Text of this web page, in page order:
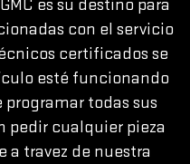
es su destino para
con el servicio
certificados se
esté funcionando
todas sus
pedir cualquier pieza
travez de nuestra